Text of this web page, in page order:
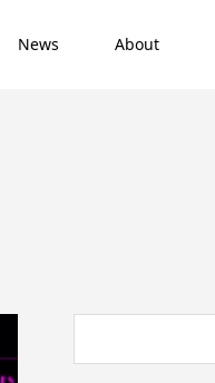
News About